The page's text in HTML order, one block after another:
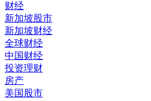
财经
新加坡股市
新加坡财经
全球财经
中国财经
投资理财
房产
美国股市